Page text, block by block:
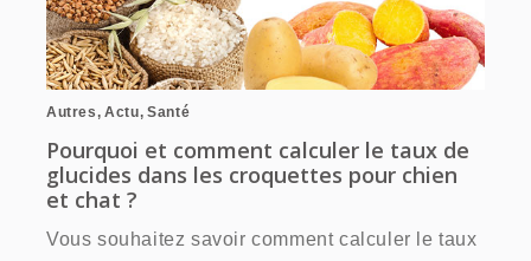
Autres, Actu, Santé
Pourquoi et comment calculer le taux de
glucides dans les croquettes pour chien
et chat ?
Vous souhaitez savoir comment calculer le taux